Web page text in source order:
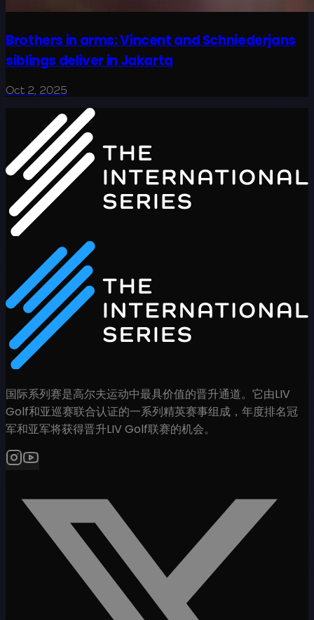
Brothers in arms: Vincent and Schniederjans
siblings deliver in Jakarta
Oct 2, 2025
国际系列赛是高尔夫运动中最具价值的晋升通道。它由LIV
Golf和亚巡赛联合认证的一系列精英赛事组成，年度排名冠
军和亚军将获得晋升LIV Golf联赛的机会。